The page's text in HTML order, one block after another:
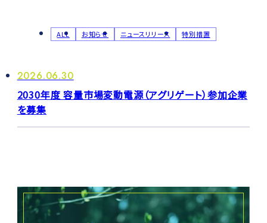
ALL お知らせ ニュースリリース 特別措置
2026.06.30
2030年度 容量市場変動電源（アグリゲート）参加企業
を募集